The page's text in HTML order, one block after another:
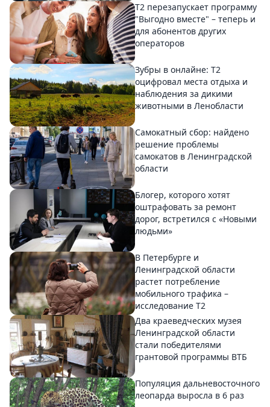
Т2 перезапускает программу
"Выгодно вместе" – теперь и
для абонентов других
операторов
Зубры в онлайне: Т2
оцифровал места отдыха и
наблюдения за дикими
животными в Ленобласти
Самокатный сбор: найдено
решение проблемы
самокатов в Ленинградской
области
Блогер, которого хотят
оштрафовать за ремонт
дорог, встретился с «Новыми
людьми»
В Петербурге и
Ленинградской области
растет потребление
мобильного трафика –
исследование T2
Два краеведческих музея
Ленинградской области
стали победителями
грантовой программы ВТБ
Популяция дальневосточного
леопарда выросла в 6 раз